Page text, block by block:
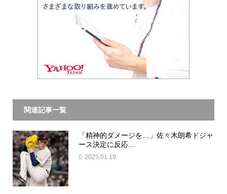
関連記事一覧
「精神的ダメージを…」佐々木朗希ドジャ
ース決定に反応...
2025.01.19